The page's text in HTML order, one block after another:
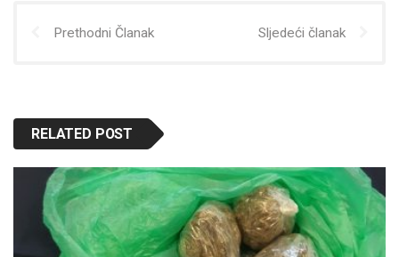
Prethodni Članak Sljedeći članak
RELATED POST